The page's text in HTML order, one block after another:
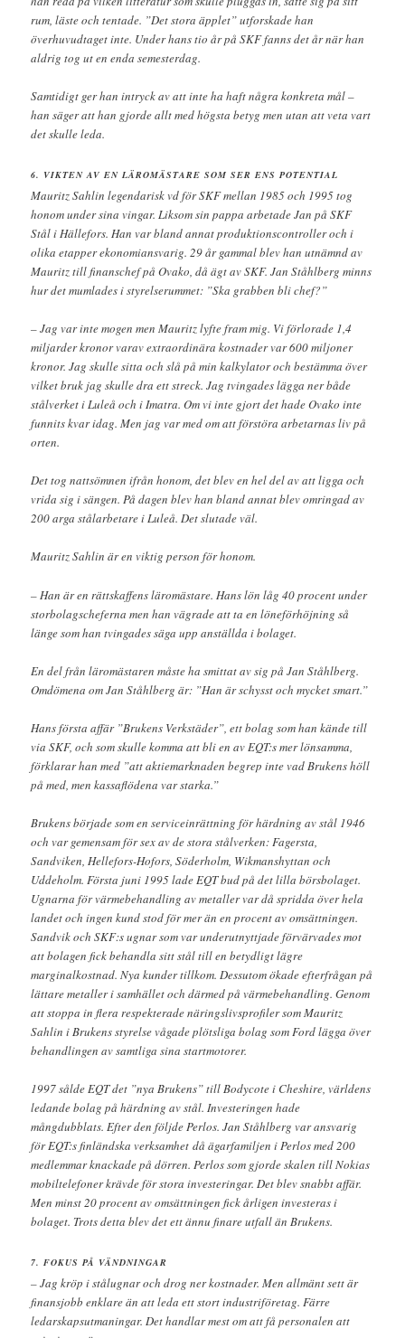
rum, läste och tentade. ”Det stora äpplet” utforskade han
överhuvudtaget inte. Under hans tio år på SKF fanns det år när han
aldrig tog ut en enda semesterdag.
Samtidigt ger han intryck av att inte ha haft några konkreta mål –
han säger att han gjorde allt med högsta betyg men utan att veta vart
det skulle leda.
6. VIKTEN AV EN LÄROMÄSTARE SOM SER ENS POTENTIAL
Mauritz Sahlin legendarisk vd för SKF mellan 1985 och 1995 tog
honom under sina vingar. Liksom sin pappa arbetade Jan på SKF
Stål i Hällefors. Han var bland annat produktionscontroller och i
olika etapper ekonomiansvarig. 29 år gammal blev han utnämnd av
Mauritz till finanschef på Ovako, då ägt av SKF. Jan Ståhlberg minns
hur det mumlades i styrelserummet: ”Ska grabben bli chef?”
– Jag var inte mogen men Mauritz lyfte fram mig. Vi förlorade 1,4
miljarder kronor varav extraordinära kostnader var 600 miljoner
kronor. Jag skulle sitta och slå på min kalkylator och bestämma över
vilket bruk jag skulle dra ett streck. Jag tvingades lägga ner både
stålverket i Luleå och i Imatra. Om vi inte gjort det hade Ovako inte
funnits kvar idag. Men jag var med om att förstöra arbetarnas liv på
orten.
Det tog nattsömnen ifrån honom, det blev en hel del av att ligga och
vrida sig i sängen. På dagen blev han bland annat blev omringad av
200 arga stålarbetare i Luleå. Det slutade väl.
Mauritz Sahlin är en viktig person för honom.
– Han är en rättskaffens läromästare. Hans lön låg 40 procent under
storbolagscheferna men han vägrade att ta en löneförhöjning så
länge som han tvingades säga upp anställda i bolaget.
En del från läromästaren måste ha smittat av sig på Jan Ståhlberg.
Omdömena om Jan Ståhlberg är: ”Han är schysst och mycket smart.”
Hans första affär ”Brukens Verkstäder”, ett bolag som han kände till
via SKF, och som skulle komma att bli en av EQT:s mer lönsamma,
förklarar han med ”att aktiemarknaden begrep inte vad Brukens höll
på med, men kassaflödena var starka.”
Brukens började som en serviceinrättning för härdning av stål 1946
och var gemensam för sex av de stora stålverken: Fagersta,
Sandviken, Hellefors-Hofors, Söderholm, Wikmanshyttan och
Uddeholm. Första juni 1995 lade EQT bud på det lilla börsbolaget.
Ugnarna för värmebehandling av metaller var då spridda över hela
landet och ingen kund stod för mer än en procent av omsättningen.
Sandvik och SKF:s ugnar som var underutnyttjade förvärvades mot
att bolagen fick behandla sitt stål till en betydligt lägre
marginalkostnad. Nya kunder tillkom. Dessutom ökade efterfrågan på
lättare metaller i samhället och därmed på värmebehandling. Genom
att stoppa in flera respekterade näringslivsprofiler som Mauritz
Sahlin i Brukens styrelse vågade plötsliga bolag som Ford lägga över
behandlingen av samtliga sina startmotorer.
1997 sålde EQT det ”nya Brukens” till Bodycote i Cheshire, världens
ledande bolag på härdning av stål. Investeringen hade
mångdubblats. Efter den följde Perlos. Jan Ståhlberg var ansvarig
för EQT:s finländska verksamhet då ägarfamiljen i Perlos med 200
medlemmar knackade på dörren. Perlos som gjorde skalen till Nokias
mobiltelefoner krävde för stora investeringar. Det blev snabbt affär.
Men minst 20 procent av omsättningen fick årligen investeras i
bolaget. Trots detta blev det ett ännu finare utfall än Brukens.
7. FOKUS PÅ VÄNDNINGAR
– Jag kröp i stålugnar och drog ner kostnader. Men allmänt sett är
finansjobb enklare än att leda ett stort industriföretag. Färre
ledarskapsutmaningar. Det handlar mest om att få personalen att